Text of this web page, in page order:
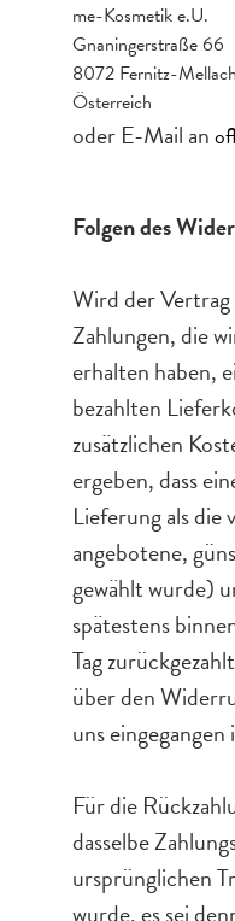
me-Kosmetik e.U.
Gnaningerstraße 66
8072 Fernitz-Mellach
Österreich
oder E-Mail an
Folgen des
Wird der
Zahlungen, die
erhalten haben,
bezahlten
zusätzlichen
ergeben, dass
Lieferung als
angebotene,
gewählt wurde)
spätestens
Tag
über den
uns eingegangen
Für die
dasselbe
ursprünglichen
wurde, es sei